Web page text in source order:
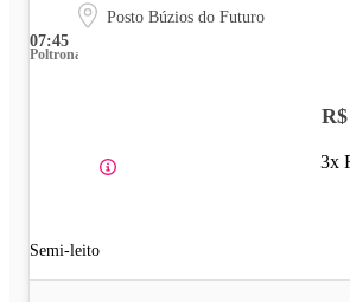
07:45
Posto Búzios do Futuro
Poltrona
Semi-leito
3x